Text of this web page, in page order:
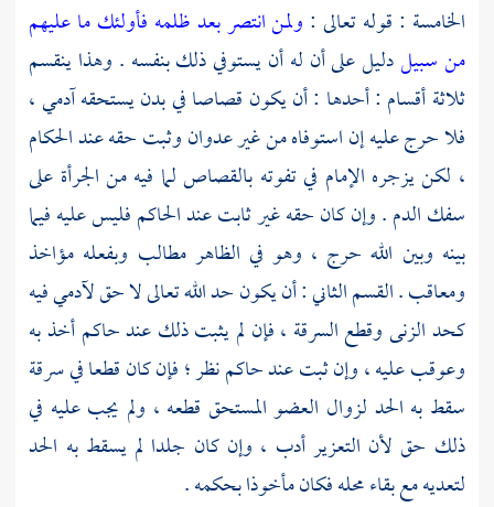
الخامسة : قوله تعالى : ولمن انتصر بعد ظلمه فأولئك ما عليهم
من سبيلدليل على أن له أن يستوفي ذلك بنفسه . وهذا ينقسم
ثلاثة أقسام : أحدها : أن يكون قصاصا في بدن يستحقه آدمي ،
فلا حرج عليه إن استوفاه من غير عدوان وثبت حقه عند الحكام
، لكن يزجره الإمام في تفوته بالقصاص لما فيه من الجرأة على
سفك الدم . وإن كان حقه غير ثابت عند الحاكم فليس عليه فيما
بينه وبين الله حرج ، وهو في الظاهر مطالب وبفعله مؤاخذ
ومعاقب . القسم الثاني : أن يكون حد الله تعالى لا حق لآدمي فيه
كحد الزنى وقطع السرقة ، فإن لم يثبت ذلك عند حاكم أخذ به
وعوقب عليه ، وإن ثبت عند حاكم نظر ؛ فإن كان قطعا في سرقة
سقط به الحد لزوال العضو المستحق قطعه ، ولم يجب عليه في
ذلك حق لأن التعزير أدب ، وإن كان جلدا لم يسقط به الحد
لتعديه مع بقاء محله فكان مأخوذا بحكمه .